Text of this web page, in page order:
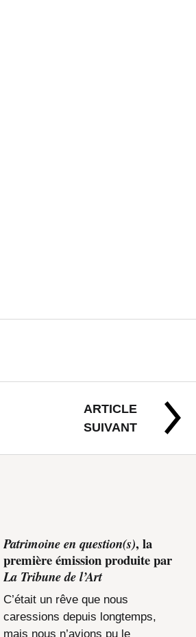
ARTICLE
SUIVANT
Patrimoine en question(s), la
première émission produite par
La Tribune de l’Art
C’était un rêve que nous
caressions depuis longtemps,
mais nous n’avions pu le